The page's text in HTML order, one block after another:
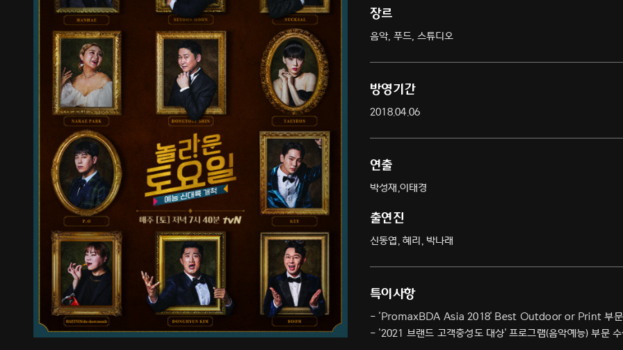
장르
음악, 푸드, 스튜디오
방영기간
2018.04.06
연출
박성재,이태경
출연진
신동엽, 혜리, 박나래
특이사항
- 'PromaxBDA Asia 2018' Best Outdoor or Print 부문
- '2021 브랜드 고객충성도 대상' 프로그램(음악예능) 부문